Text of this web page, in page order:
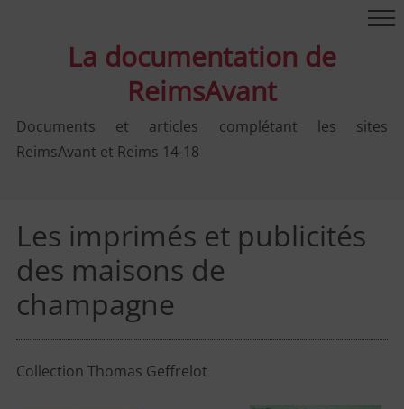
La documentation de
ReimsAvant
Documents et articles complétant les sites
ReimsAvant et Reims 14-18
Les imprimés et publicités
des maisons de
champagne
Collection Thomas Geffrelot